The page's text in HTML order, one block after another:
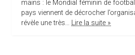
mains : le Mondial féminin de
pays viennent de décrocher
révèle une très... Lire la suite »